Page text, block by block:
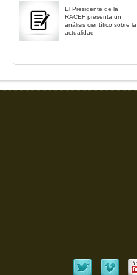
El Presidente de la
RACEF presenta un
análisis científico sobre la
actualidad